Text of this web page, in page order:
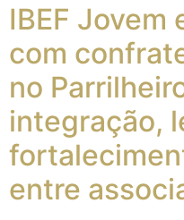
IBEF Jovem
com
no
integração,
entre